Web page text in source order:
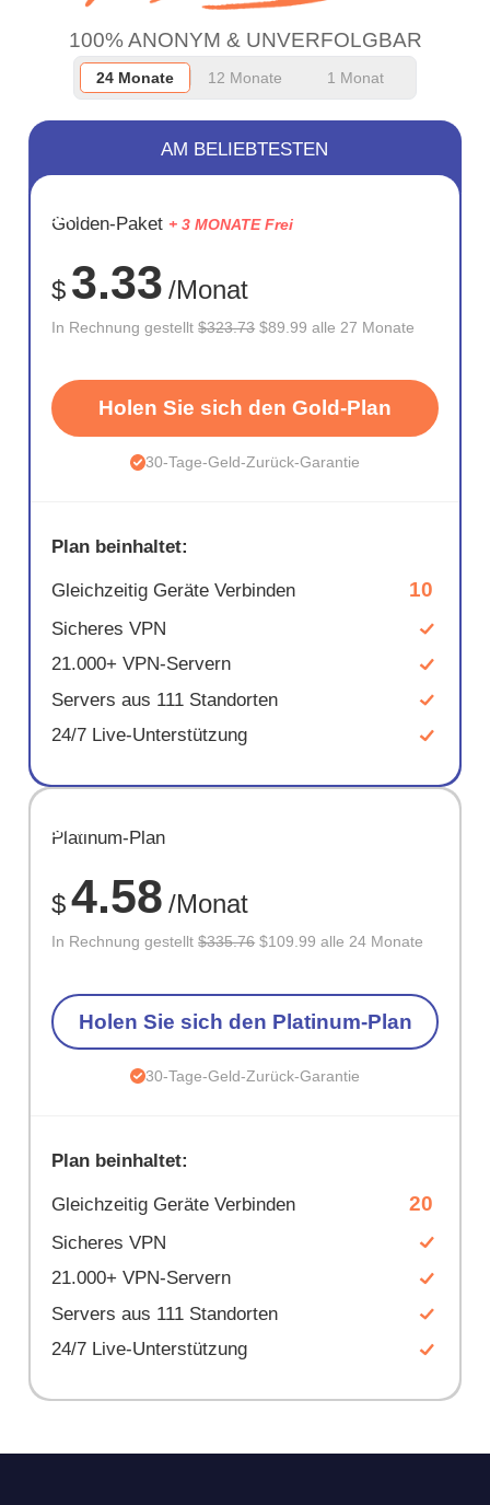
100% ANONYM & UNVERFOLGBAR
24 Monate 12 Monate 1 Monat
SPARE
72%
AM BELIEBTESTEN
Golden-Paket + 3 MONATE Frei
$ 3.33 /Monat
In Rechnung gestellt$323.73 $89.99 alle 27 Monate
Holen Sie sich den Gold-Plan
30-Tage-Geld-Zurück-Garantie
Plan beinhaltet:
Gleichzeitig Geräte Verbinden 10
Sicheres VPN
21.000+ VPN-Servern
Servers aus 111 Standorten
24/7 Live-Unterstützung
SPARE
67%
Platinum-Plan
$4.58 /Monat
In Rechnung gestellt$335.76 $109.99 alle 24 Monate
Holen Sie sich den Platinum-Plan
30-Tage-Geld-Zurück-Garantie
Plan beinhaltet:
Gleichzeitig Geräte Verbinden 20
Sicheres VPN
21.000+ VPN-Servern
Servers aus 111 Standorten
24/7 Live-Unterstützung